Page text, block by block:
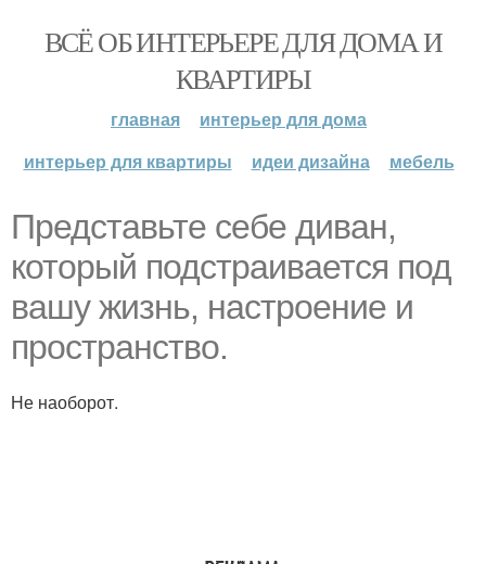
ВСЁ ОБ ИНТЕРЬЕРЕ ДЛЯ ДОМА И
КВАРТИРЫ
главная
интерьер для дома
интерьер для квартиры
идеи дизайна мебель
Представьте себе диван,
который подстраивается под
вашу жизнь, настроение и
пространство.
Не наоборот.